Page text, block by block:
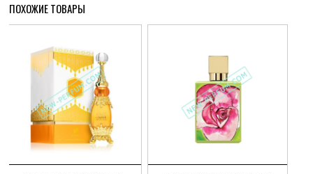
ПОХОЖИЕ ТОВАРЫ